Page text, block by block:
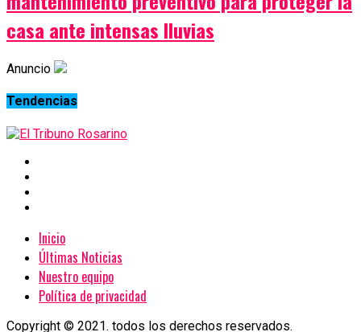
casa ante intensas lluvias
Anuncio
Tendencias
Inicio
Últimas Noticias
Nuestro equipo
Política de privacidad
Copyright © 2021. todos los derechos reservados.